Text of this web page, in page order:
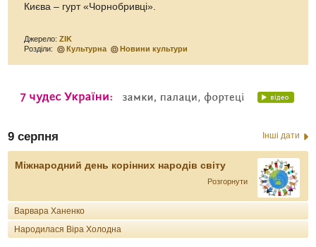
Києва – гурт «Чорнобривці».
Джерело:ZIK
Розділи:
Культурна Новини культури
9 серпня Інші дати
Міжнародний день корінних народів світу
Розгорнути
Варвара Ханенко
Народилася Віра Холодна